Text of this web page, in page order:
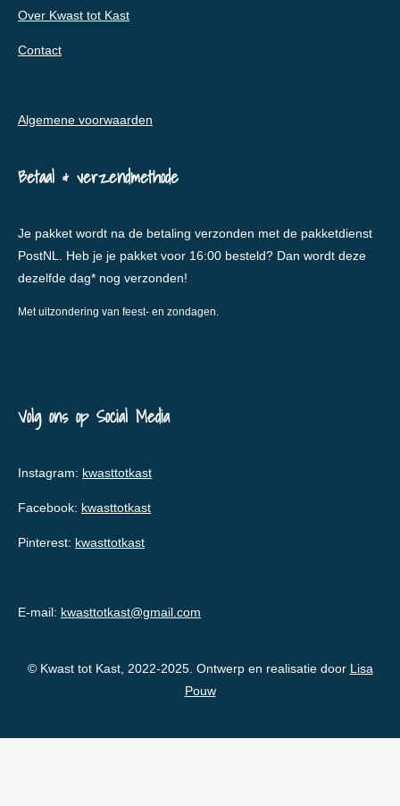
Over Kwast tot Kast
Contact
Algemene voorwaarden
Betaal & verzendmethode
Je pakket wordt na de betaling verzonden met de pakketdienst
PostNL. Heb je je pakket voor 16:00 besteld? Dan wordt deze
dezelfde dag* nog verzonden!
Met uitzondering van feest- en zondagen.
Volg ons op Social Media
Instagram: kwasttotkast
Facebook: kwasttotkast
Pinterest: kwasttotkast
E-mail: kwasttotkast@gmail.com
© Kwast tot Kast, 2022-2025. Ontwerp en realisatie door Lisa
Pouw